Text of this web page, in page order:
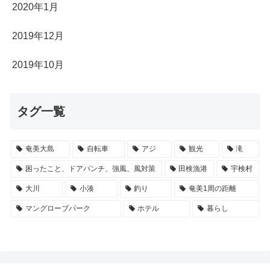
2020年1月
2019年12月
2019年10月
タグ一覧
奄美大島 自転車 アジ 観光 滝
困ったこと、ドアパンチ、強風、風対策 田検漁港 宇検村
大川 小湊 釣り 奄美1周の距離
マングローブパーク ホテル 暮らし